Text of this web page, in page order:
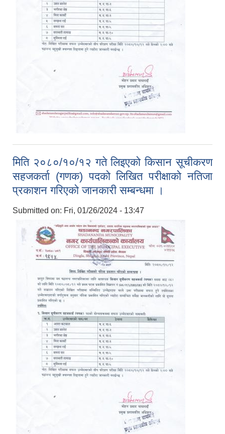
मिति २०८०/१०/१२ गते लिइएको किसान सूचीकरण
सहजकर्ता (गणक) पदको लिखित परीक्षाको नतिजा
प्रकाशन गरिएको जानकारी सम्बन्धमा ।
Submitted on: Fri, 01/26/2024 - 13:47